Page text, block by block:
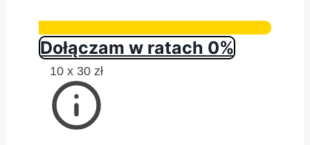
Dołączam w ratach 0%
10 x 30 zł